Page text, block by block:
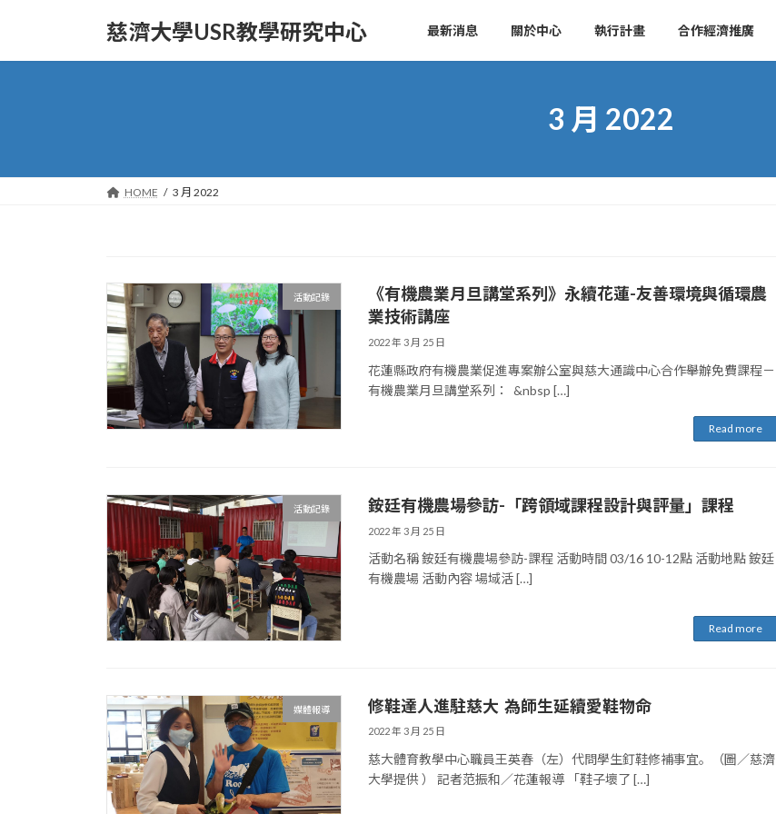
content
Navigation
慈濟大學USR教學研究中心 最新消息 關於中心 執行計畫 合作經濟推廣
3 月 2022
HOME 3 月 2022
活動記錄
《有機農業月旦講堂系列》永續花蓮-友善環境與循環農
業技術講座
2022 年 3 月 25 日
花蓮縣政府有機農業促進專案辦公室與慈大通識中心合作舉辦免費課程－
有機農業月旦講堂系列： &nbsp […]
Read more
活動記錄 銨廷有機農場參訪-「跨領域課程設計與評量」課程
2022 年 3 月 25 日
活動名稱 銨廷有機農場參訪-課程 活動時間 03/16 10-12點 活動地點 銨廷
有機農場 活動內容 場域活 […]
Read more
媒體報導 修鞋達人進駐慈大 為師生延續愛鞋物命
2022 年 3 月 25 日
慈大體育教學中心職員王英春（左）代問學生釘鞋修補事宜。（圖∕慈濟
大學提供 ） 記者范振和∕花蓮報導 「鞋子壞了 […]